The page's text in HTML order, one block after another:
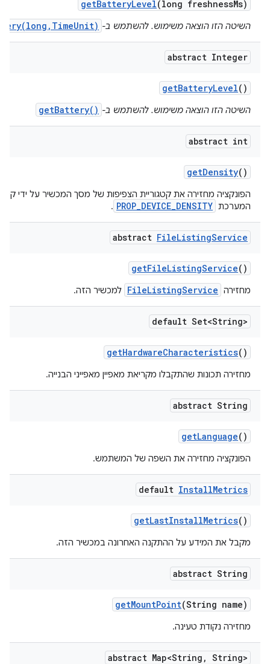
getBatteryLevel(long freshnessMs)
השיטה הזו הוצאה משימוש. להשתמש ב-
abstract Integer
getBatteryLevel()
השיטה הזו הוצאה משימוש. להשתמש ב- getBattery()
abstract int
getDensity()
הפונקציה מחזירה את קטגוריית הצפיפות של מסך המכשיר על ידי
המערכת PROP_DEVICE_DENSITY
.
abstract FileListingService
getFileListingService()
מחזירה FileListingService למכשיר הזה.
default Set<String>
getHardwareCharacteristics()
מחזירה תכונות שהתקבלו מקריאת מאפיין מאפייני הבנייה.
abstract String
getLanguage()
הפונקציה מחזירה את השפה של המשתמש.
default InstallMetrics
getLastInstallMetrics()
מקבל את המידע על ההתקנה האחרונה במכשיר הזה.
abstract String
getMountPoint(String name)
מחזירה נקודת טעינה.
abstract Map<String , String>